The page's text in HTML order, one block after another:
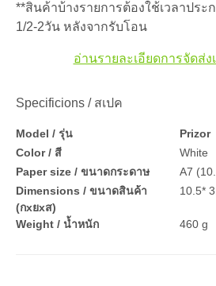
**สินค้าบ้างรายการต้องใช้เวลาประ
1/2-2วัน หลังจากรับโอน
อ่านรายละเอียดการจัดส่ง
Specificions / สเปค
Model / รุ่น
Prizor
Color / สี
White
Paper size / ขนาดกระดาษ
A7
Dimensions / ขนาดสินค้า
(กxยxส)
10.5*
Weight / น้ำหนัก 460 g